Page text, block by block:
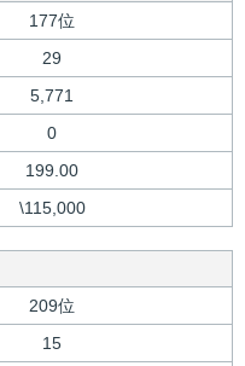
177位
29
5,771
0
199.00
\115,000
209位
15